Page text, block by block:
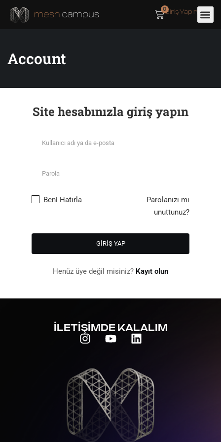
Giriş Yapın
0
Account
Site hesabınızla giriş yapın
Parolanızı mı
unuttunuz?
Beni Hatırla
Henüz üye değil misiniz? Kayıt olun
İLETİŞİMDE KALALIM